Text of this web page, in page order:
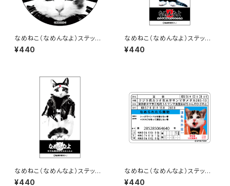
なめねこ（なめんなよ）ステッカ
ー A-1
¥440
なめねこ（なめんなよ）ステッカ
ー B-16
¥440
なめねこ（なめんなよ）ステッカ
ー B-15
¥440
なめねこ（なめんなよ）ステッカ
ー D-1
¥440